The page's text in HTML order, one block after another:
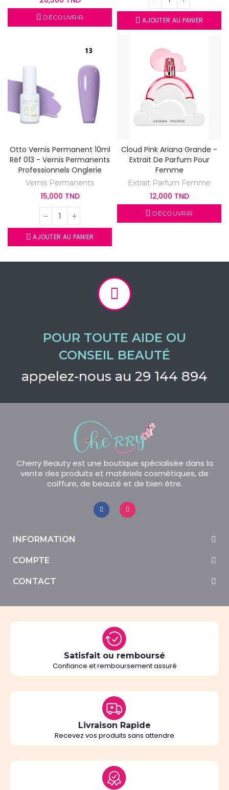
DÉCOUVRIR AJOUTER AU PANIER
Otto Vernis Permanent 10ml
Réf 013 - Vernis Permanents
Professionnels Onglerie
Vernis Permanents
15,000 TND
AJOUTER AU PANIER
Cloud Pink Ariana Grande -
Extrait De Parfum Pour
Femme
Extrait Parfum Femme
12,000 TND
DÉCOUVRIR
POUR TOUTE AIDE OU
CONSEIL BEAUTÉ
appelez-nous au 29 144 894
Cherry Beauty est une boutique spécialisée dans la
vente des produits et matériels cosmétiques, de
coiffure, de beauté et de bien être.
INFORMATION
COMPTE
CONTACT
Satisfait ou remboursé
Confiance et remboursement assuré
Livraison Rapide
Recevez vos produits sans attendre